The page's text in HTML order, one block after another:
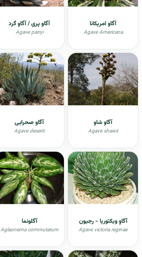
آگاو امریکانا
Agave Americana
آگاو پری / آگاو گرد
Agave parryi
آگاو شاو
Agave shawii
آگاو صحرایی
Agave deserti
آگاوِ ویکتوریا - رجیون
Agave victoria reginae
آگلونما
Aglaonema commutatum